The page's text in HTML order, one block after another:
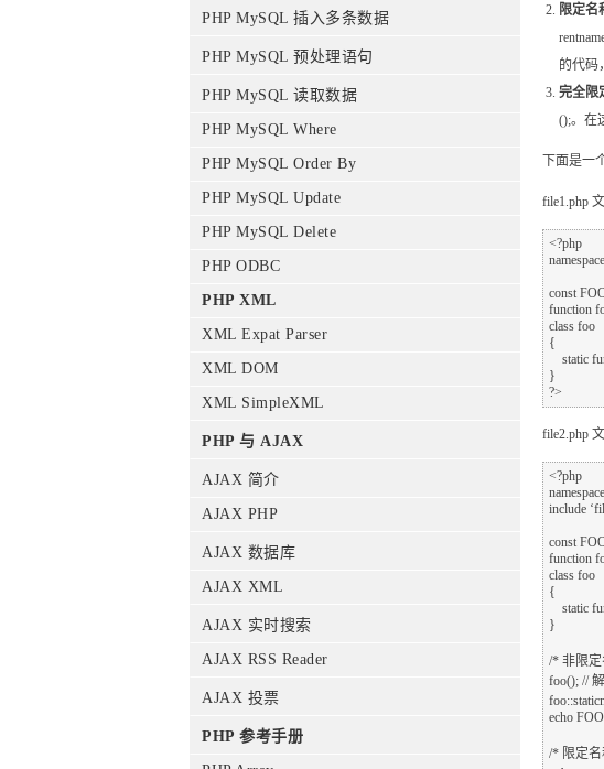
PHP MySQL 插入多条数据
PHP MySQL 预处理语句
PHP MySQL 读取数据
PHP MySQL Where
PHP MySQL Order By
PHP MySQL Update
PHP MySQL Delete
PHP ODBC
PHP XML
XML Expat Parser
XML DOM
XML SimpleXML
PHP 与 AJAX
AJAX 简介
AJAX PHP
AJAX 数据库
AJAX XML
AJAX 实时搜索
AJAX RSS Reader
AJAX 投票
PHP 参考手册
限定名
的代码
完全限
();。在
下面是一
file1.php
<?php
const
function
class foo
{
}
file2.php
<?php
include
const
function
class foo
{
}
/* 非限
foo(); //
echo
/* 限定